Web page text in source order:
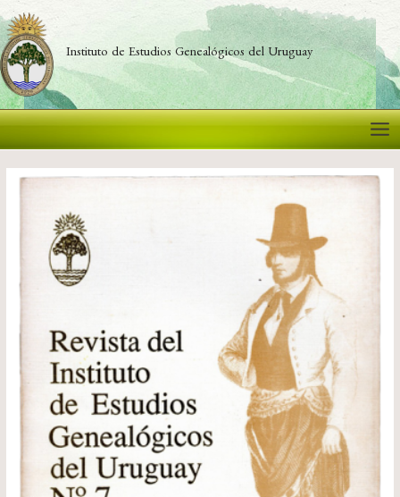
al
contenido
Instituto de Estudios Genealógicos del Uruguay